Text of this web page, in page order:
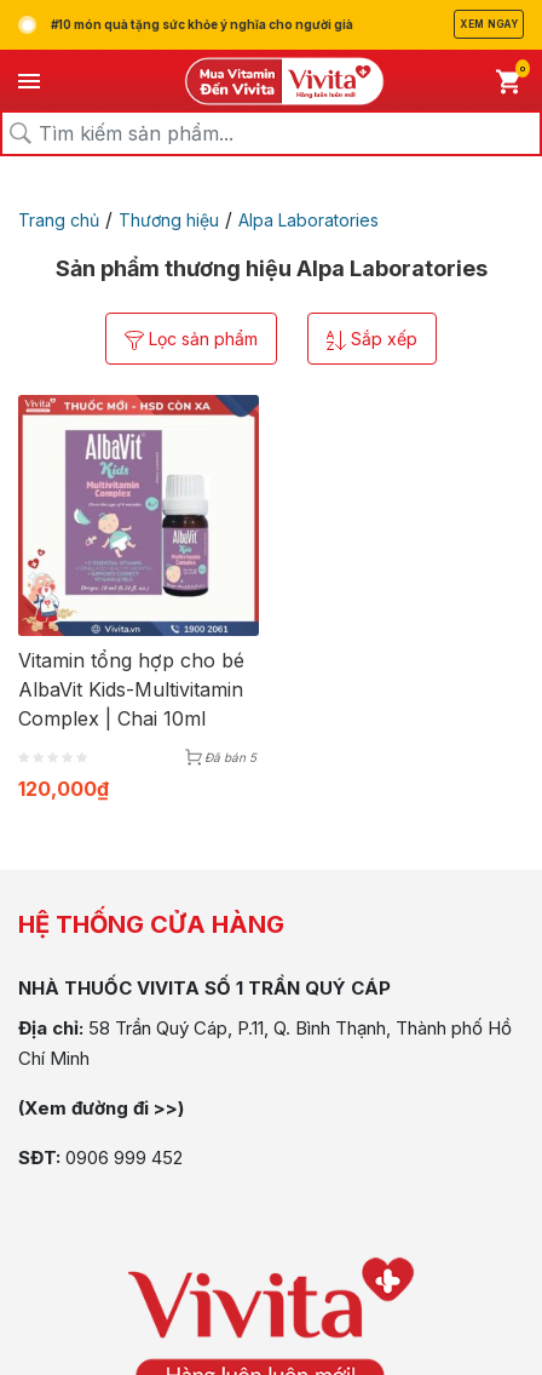
#10 món quà tặng sức khỏe ý nghĩa cho người già XEM NGAY
0
Trang chủ / Thương hiệu / Alpa Laboratories
Sản phẩm thương hiệu Alpa Laboratories
Lọc sản phẩm Sắp xếp
Vitamin tổng hợp cho bé
AlbaVit Kids-Multivitamin
Complex | Chai 10ml
Đã bán 5
120,000₫
HỆ THỐNG CỬA HÀNG
NHÀ THUỐC VIVITA SỐ 1 TRẦN QUÝ CÁP
Địa chỉ: 58 Trần Quý Cáp, P.11, Q. Bình Thạnh, Thành phố Hồ
Chí Minh
(Xem đường đi >>)
SĐT: 0906 999 452